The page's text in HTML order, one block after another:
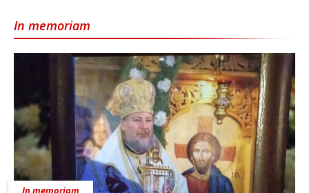
In memoriam
In memoriam